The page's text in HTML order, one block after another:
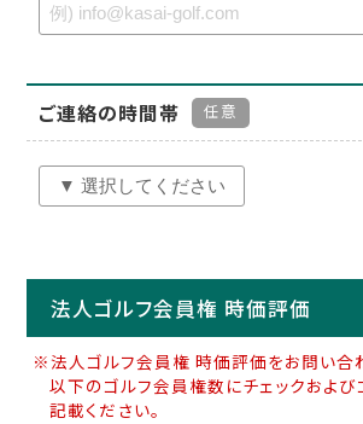
ご連絡の時間帯 任意
法人ゴルフ会員権 時価評価
※法人ゴルフ会員権 時価評価をお問い合
以下のゴルフ会員権数にチェックおよび
記載ください。